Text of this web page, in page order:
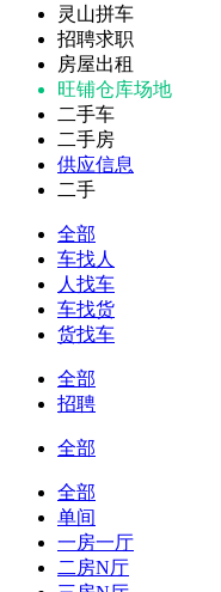
灵山拼车
招聘求职
房屋出租
旺铺仓库场地
二手车
二手房
供应信息
二手
全部
车找人
人找车
车找货
货找车
全部
招聘
全部
全部
单间
一房一厅
二房N厅